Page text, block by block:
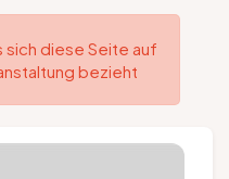
diese Seite auf
bezieht